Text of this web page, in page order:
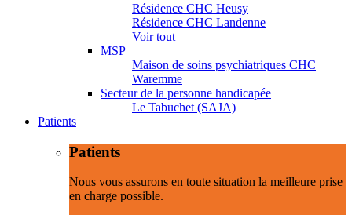
Résidence CHC Heusy
Résidence CHC Landenne
Voir tout
MSP
Maison de soins psychiatriques CHC
Waremme
Secteur de la personne handicapée
Le Tabuchet (SAJA)
Patients
Patients
Nous vous assurons en toute situation la meilleure prise
en charge possible.